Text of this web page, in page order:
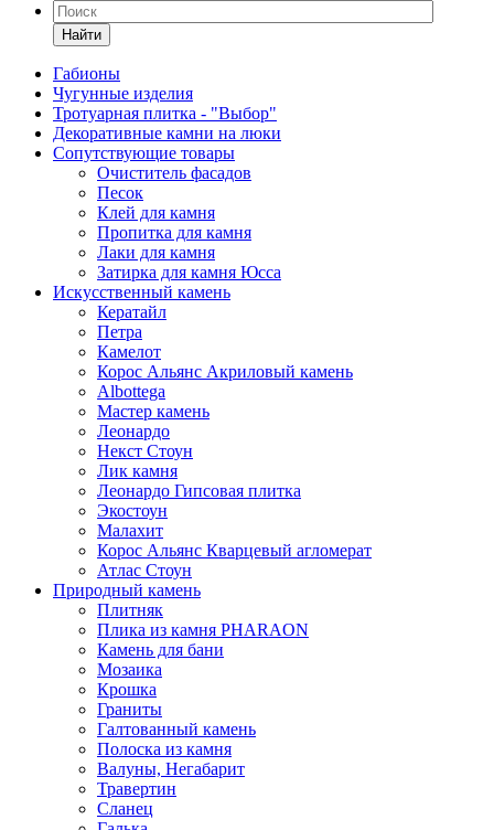
Найти
Габионы
Чугунные изделия
Тротуарная плитка - "Выбор"
Декоративные камни на люки
Сопутствующие товары
Очиститель фасадов
Песок
Клей для камня
Пропитка для камня
Лаки для камня
Затирка для камня Юсса
Искусственный камень
Кератайл
Петра
Камелот
Корос Альянс Акриловый камень
Albottega
Мастер камень
Леонардо
Некст Стоун
Лик камня
Леонардо Гипсовая плитка
Экостоун
Малахит
Корос Альянс Кварцевый агломерат
Атлас Стоун
Природный камень
Плитняк
Плика из камня PHARAON
Камень для бани
Мозаика
Крошка
Граниты
Галтованный камень
Полоска из камня
Валуны, Негабарит
Травертин
Сланец